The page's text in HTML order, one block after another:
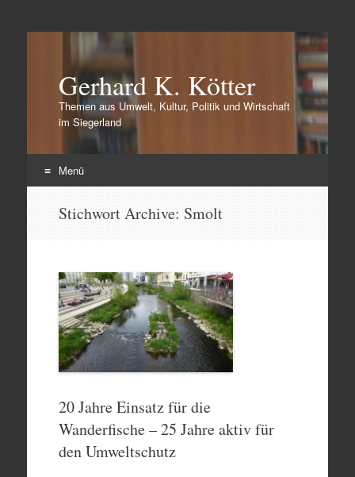
Gerhard K. Kötter
Themen aus Umwelt, Kultur, Politik und Wirtschaft
im Siegerland
Menü
Stichwort Archive: Smolt
20 Jahre Einsatz für die
Wanderfische – 25 Jahre aktiv für
den Umweltschutz